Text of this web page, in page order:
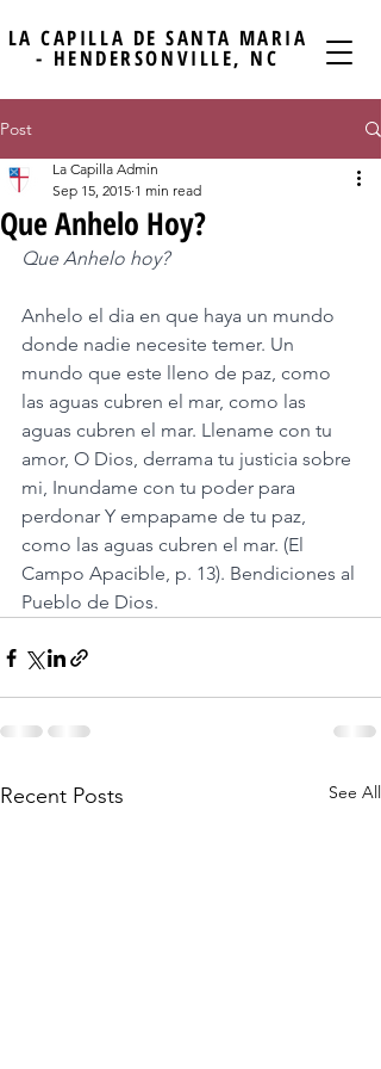
LA CAPILLA DE SANTA MARIA
- HENDERSONVILLE, NC
Post
Que Anhelo Hoy?
La Capilla Admin
Sep 15, 2015 1 min read
Que Anhelo hoy?
Anhelo el dia en que haya un mundo
donde nadie necesite temer. Un
mundo que este lleno de paz, como
las aguas cubren el mar, como las
aguas cubren el mar. Llename con tu
amor, O Dios, derrama tu justicia sobre
mi, Inundame con tu poder para
perdonar Y empapame de tu paz,
como las aguas cubren el mar. (El
Campo Apacible, p. 13). Bendiciones al
Pueblo de Dios.
Recent Posts See All